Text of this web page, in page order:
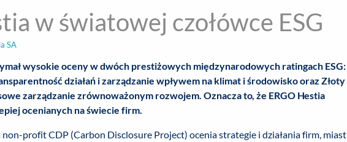
w światowej czołówce ESG
SA
wysokie oceny w dwóch prestiżowych międzynarodowych ratingach ESG:
działań i zarządzanie wpływem na klimat i środowisko oraz Złoty
zarządzanie zrównoważonym rozwojem. Oznacza to, że ERGO Hestia
ocenianych na świecie firm.
profit CDP (Carbon Disclosure Project) ocenia strategie i działania firm, miast